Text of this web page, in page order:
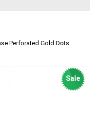
Perforated Gold Dots
Sale